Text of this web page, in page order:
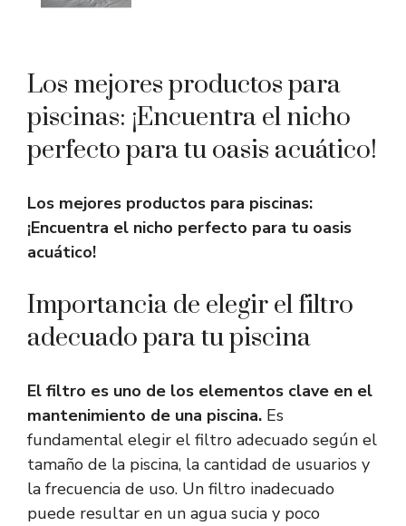
Los mejores productos para
piscinas: ¡Encuentra el nicho
perfecto para tu oasis acuático!
Los mejores productos para piscinas:
¡Encuentra el nicho perfecto para tu oasis
acuático!
Importancia de elegir el filtro
adecuado para tu piscina
El filtro es uno de los elementos clave en el
mantenimiento de una piscina. Es
fundamental elegir el filtro adecuado según el
tamaño de la piscina, la cantidad de usuarios y
la frecuencia de uso. Un filtro inadecuado
puede resultar en un agua sucia y poco